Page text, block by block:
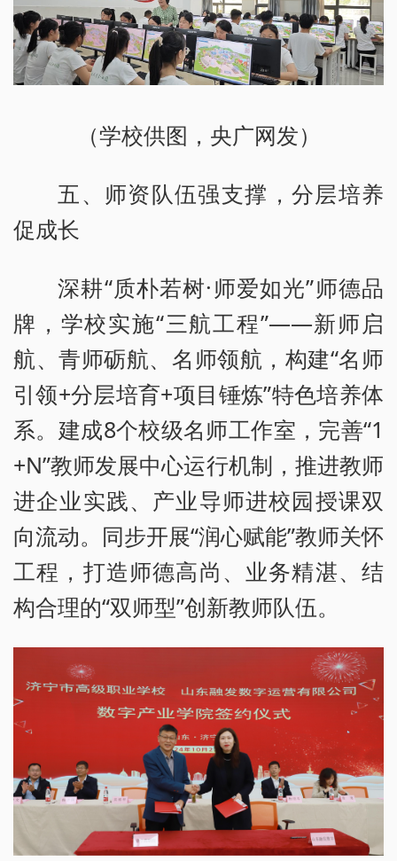
（学校供图，央广网发）
五、师资队伍强支撑，分层培养
促成长
深耕“质朴若树·师爱如光”师德品
牌，学校实施“三航工程”——新师启
航、青师砺航、名师领航，构建“名师
引领+分层培育+项目锤炼”特色培养体
系。建成8个校级名师工作室，完善“1
+N”教师发展中心运行机制，推进教师
进企业实践、产业导师进校园授课双
向流动。同步开展“润心赋能”教师关怀
工程，打造师德高尚、业务精湛、结
构合理的“双师型”创新教师队伍。